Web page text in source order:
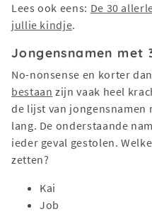
Lees ook eens: De 30
jullie kindje.
Jongensnamen met
No-nonsense en korter
bestaan zijn vaak heel
de lijst van jongensnamen
lang. De onderstaande
ieder geval gestolen.
zetten?
Kai
Job